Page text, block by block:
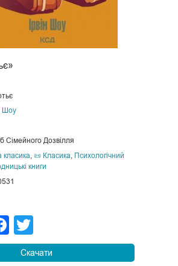
Шоу
Сімейного Дозвілля
класика, 📜 Класика, Психологічний
книги
Facebook
Скачати